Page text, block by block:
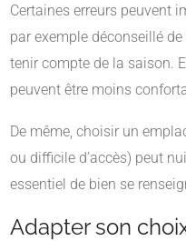
Certaines erreurs peuvent
par exemple déconseillé
tenir compte de la saison.
peuvent être moins
De même, choisir un
ou difficile d’accès) peut
essentiel de bien se
Adapter son